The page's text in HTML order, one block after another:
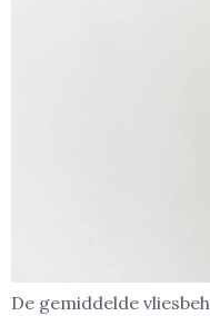
De gemiddelde